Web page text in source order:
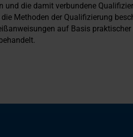
und die damit verbundene
Methoden der Qualifizierung
auf Basis